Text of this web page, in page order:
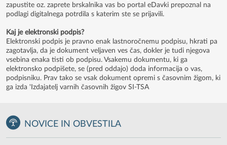
zapustite oz. zaprete brskalnika vas bo portal eDavki prepoznal na
podlagi digitalnega potrdila s katerim ste se prijavili.
Kaj je elektronski podpis?
Elektronski podpis je pravno enak lastnoročnemu podpisu, hkrati pa
zagotavlja, da je dokument veljaven ves čas, dokler je tudi njegova
vsebina enaka tisti ob podpisu. Vsakemu dokumentu, ki ga
elektronsko podpišete, se (pred oddajo) doda informacija o vas,
podpisniku. Prav tako se vsak dokument opremi s časovnim žigom, ki
ga izda 'Izdajatelj varnih časovnih žigov SI-TSA
NOVICE IN OBVESTILA